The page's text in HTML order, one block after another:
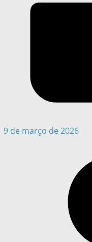
9 de março de 2026